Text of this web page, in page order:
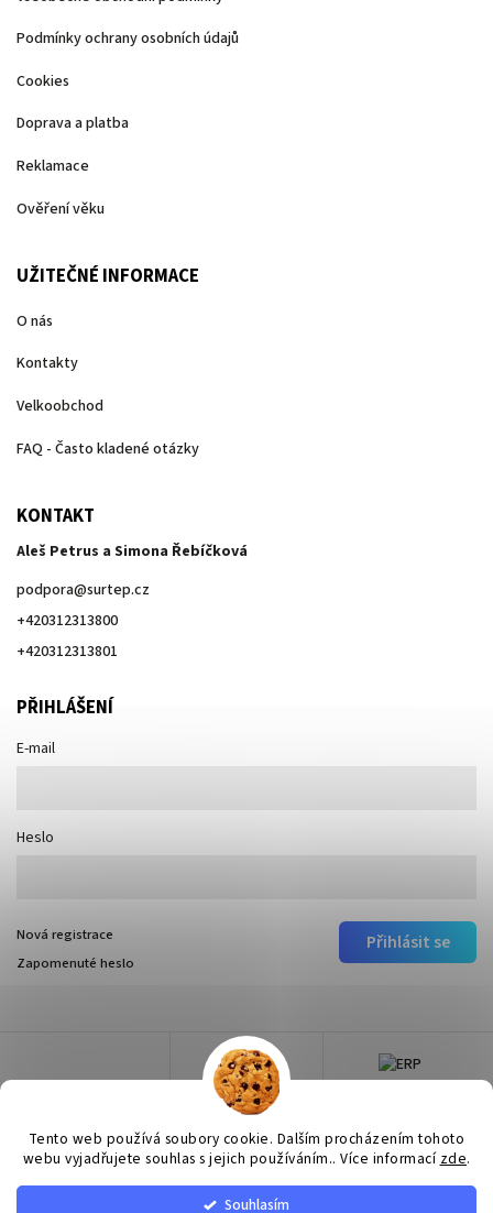
Tento web používá soubory cookie. Dalším procházením tohoto
webu vyjadřujete souhlas s jejich používáním.. Více informací zde.
Souhlasím
Podmínky ochrany osobních údajů
Cookies
Doprava a platba
Reklamace
Ověření věku
UŽITEČNÉ INFORMACE
O nás
Kontakty
Velkoobchod
FAQ - Často kladené otázky
KONTAKT
Aleš Petrus a Simona Řebíčková
podpora@surtep.cz
+420312313800
+420312313801
PŘIHLÁŠENÍ
E-mail
Heslo
Přihlásit se
Nová registrace
Zapomenuté heslo